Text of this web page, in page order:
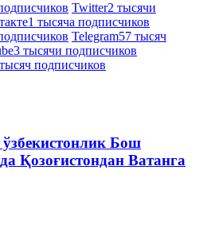
Twitter2 тысячи
1 тысяча подписчиков
Telegram57 тысяч
3 тысячи подписчиков
подписчиков
Бош
Қозоғистондан Ватанга